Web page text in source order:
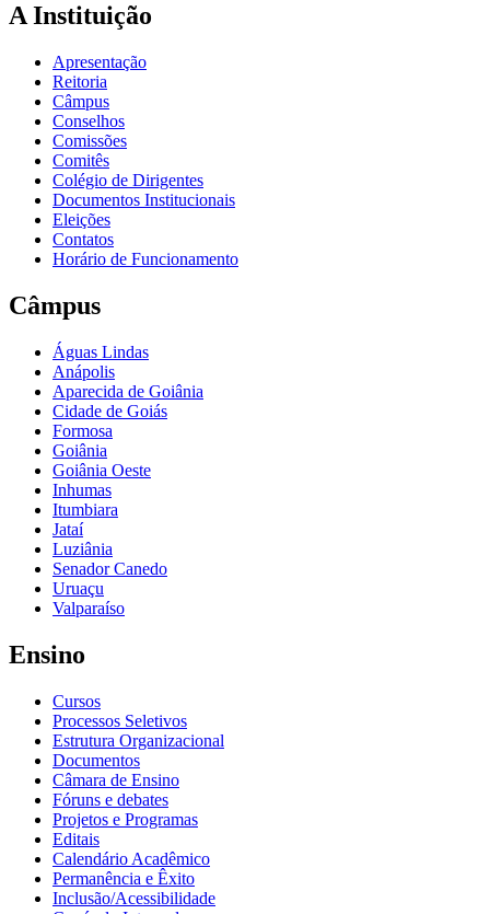
A Instituição
Apresentação
Reitoria
Câmpus
Conselhos
Comissões
Comitês
Colégio de Dirigentes
Documentos Institucionais
Eleições
Contatos
Horário de Funcionamento
Câmpus
Águas Lindas
Anápolis
Aparecida de Goiânia
Cidade de Goiás
Formosa
Goiânia
Goiânia Oeste
Inhumas
Itumbiara
Jataí
Luziânia
Senador Canedo
Uruaçu
Valparaíso
Ensino
Cursos
Processos Seletivos
Estrutura Organizacional
Documentos
Câmara de Ensino
Fóruns e debates
Projetos e Programas
Editais
Calendário Acadêmico
Permanência e Êxito
Inclusão/Acessibilidade